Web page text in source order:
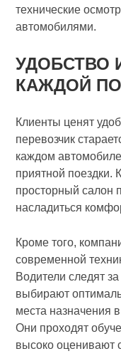
технические
автомобилями.
УДОБСТВО
КАЖДОЙ
Клиенты ценят
перевозчик
каждом
приятной поездки.
просторный салон
насладиться
Кроме того,
современной
Водители следят
выбирают
места назначения
Они проходят
высоко оценивают